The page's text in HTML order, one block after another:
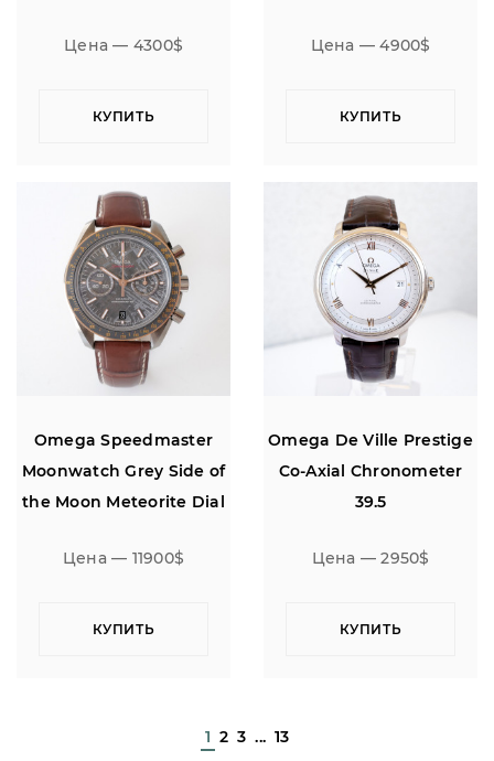
Цена — 4300$
КУПИТЬ
Цена — 4900$
КУПИТЬ
Omega Speedmaster
Moonwatch Grey Side of
the Moon Meteorite Dial
Цена — 11900$
КУПИТЬ
Omega De Ville Prestige
Co-Axial Chronometer
39.5
Цена — 2950$
КУПИТЬ
1 2 3 ... 13